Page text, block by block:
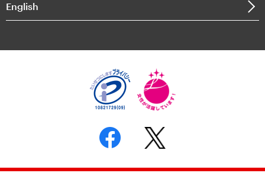
個人情報保護方針
反社会的勢力に対する基本方針
書面による個人情報の開示等の請求の手続きについて
English